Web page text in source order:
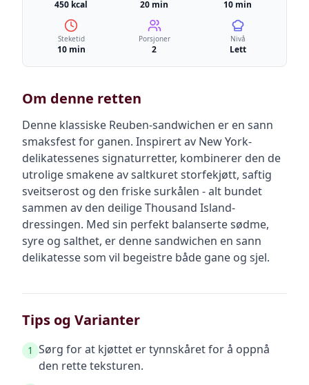
450 kcal 20 min 10 min
Steketid
10 min
Porsjoner
2
Nivå
Lett
Om denne retten
Denne klassiske Reuben-sandwichen er en sann
smaksfest for ganen. Inspirert av New York-
delikatessenes signaturretter, kombinerer den de
utrolige smakene av saltkuret storfekjøtt, saftig
sveitserost og den friske surkålen - alt bundet
sammen av den deilige Thousand Island-
dressingen. Med sin perfekt balanserte sødme,
syre og salthet, er denne sandwichen en sann
delikatesse som vil begeistre både gane og sjel.
Tips og Varianter
1 Sørg for at kjøttet er tynnskåret for å oppnå
den rette teksturen.